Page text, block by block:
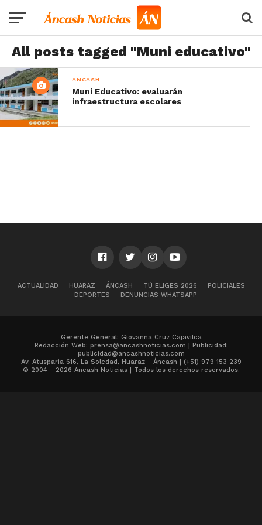
All posts tagged "Muni educativo"
ÁNCASH
Muni Educativo: evaluarán
infraestructura escolares
ACTUALIDAD HUARAZ ÁNCASH TÚ ELIGES 2026
POLICIALES
DEPORTES
DENUNCIAS WHATSAPP
Gerente General: Giovanna Cruz Cajavilca
Redacción Web: prensa@ancashnoticias.com | Publicidad:
publicidad@ancashnoticias.com
Av. Atusparia 616, La Soledad, Huaraz - Áncash | (+51) 979 153 239
© 2004 - 2026 Ancash Noticias | Todos los derechos reservados.